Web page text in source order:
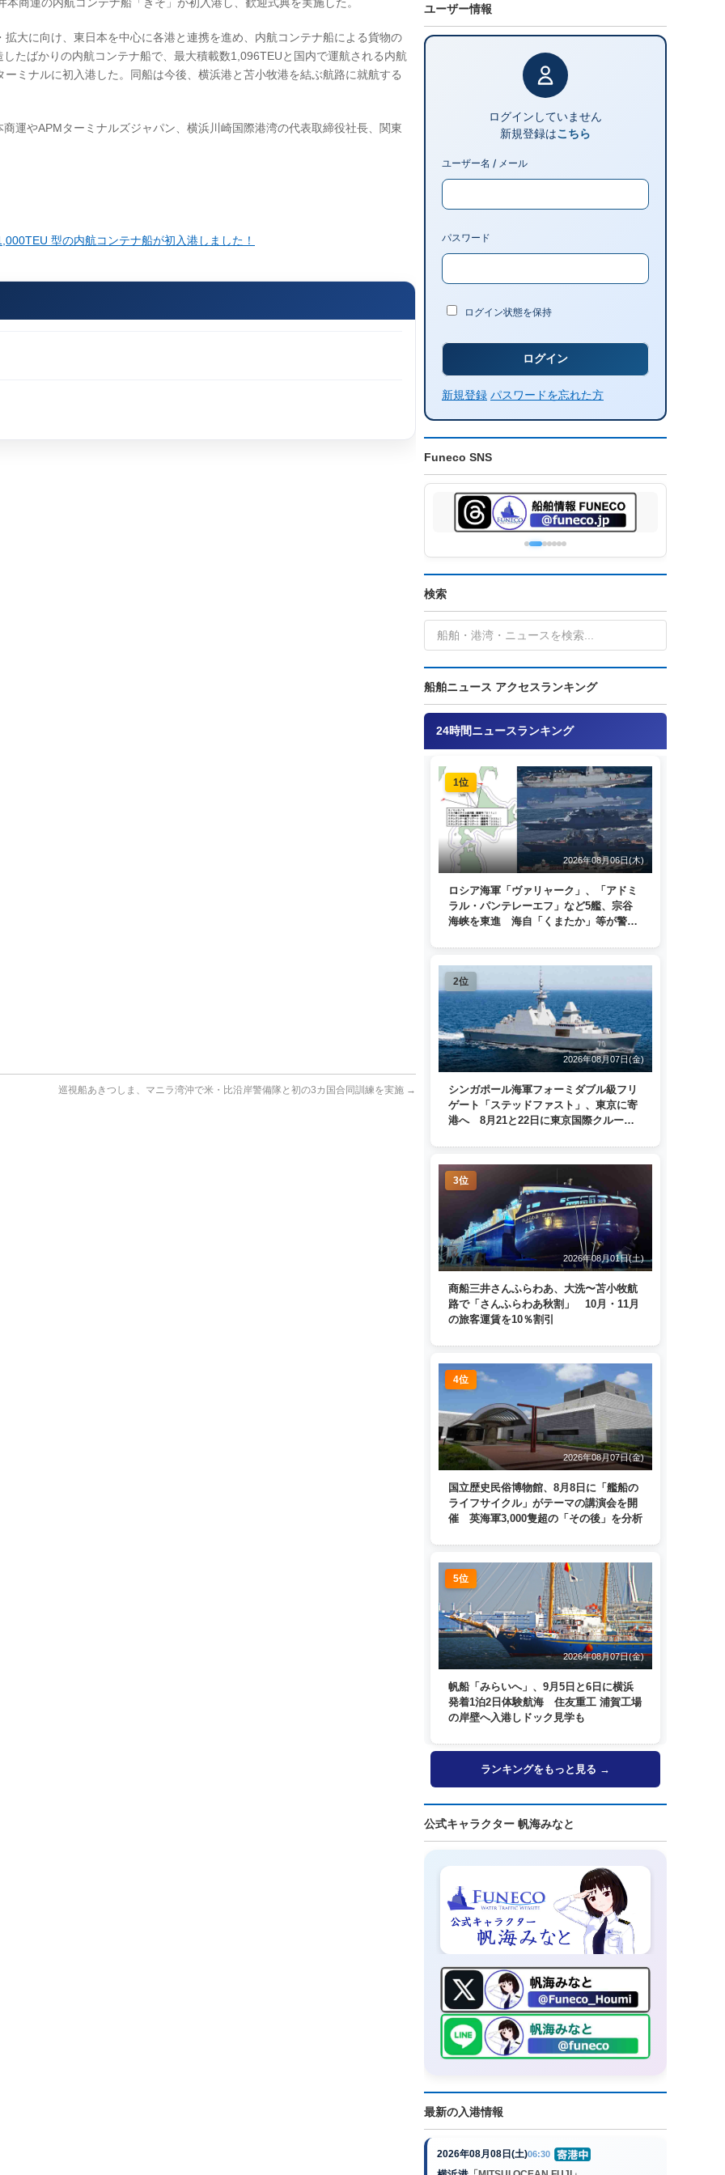
大に向け、東日本を中心に各港と連携を進め、内航コンテナ船による貨物の
たばかりの内航コンテナ船で、最大積載数1,096TEUと国内で運航される内航
ミナルに初入港した。同船は今後、横浜港と苫小牧港を結ぶ航路に就航する
運やAPMターミナルズジャパン、横浜川崎国際港湾の代表取締役社長、関東
型の内航コンテナ船が初入港しました！
巡視船あきつしま、マニラ湾沖で米・比沿岸警備隊と初の3カ国合同訓練を実施 →
ユーザー情報
ログインしていません
新規登録はこちら
ユーザー名 / メール
パスワード
ログイン状態を保持
新規登録 パスワードを忘れた方
Funeco SNS
検索
船舶ニュース アクセスランキング
24時間ニュースランキング
1位
2026年08月06日(木)
ロシア海軍「ヴァリャーク」、「アドミ
ラル・パンテレーエフ」など5艦、宗谷
海峡を東進 海自「くまたか」等が警戒
2位
2026年08月07日(金)
シンガポール海軍フォーミダブル級フリ
ゲート「ステッドファスト」、東京に寄
港へ 8月21と22日に東京国際クルーズ
3位
2026年08月01日(土)
商船三井さんふらわあ、大洗〜苫小牧航
路で「さんふらわあ秋割」 10月・11月
の旅客運賃を10％割引
4位
2026年08月07日(金)
国立歴史民俗博物館、8月8日に「艦船の
ライフサイクル」がテーマの講演会を開
催 英海軍3,000隻超の「その後」を分析
5位
2026年08月07日(金)
帆船「みらいへ」、9月5日と6日に横浜
発着1泊2日体験航海 住友重工 浦賀工場
の岸壁へ入港しドック見学も
ランキングをもっと見る →
公式キャラクター 帆海みなと
最新の入港情報
2026年08月08日(土)06:30